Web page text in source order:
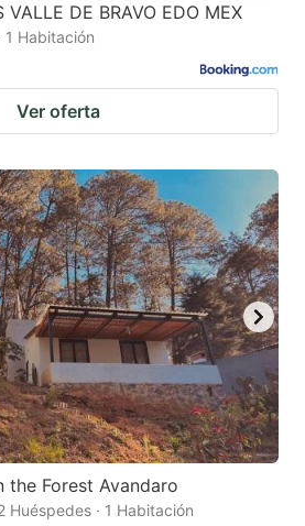
VALLE DE BRAVO EDO MEX
1 Habitación
Ver oferta
the Forest Avandaro
Huéspedes · 1 Habitación